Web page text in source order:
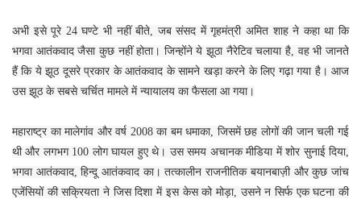
अभी इसे पूरे 24 घण्‍टे भी नहीं बीते, जब संसद में गृहमंत्री अमित शाह ने कहा था कि
भगवा आतंकवाद जैसा कुछ नहीं होता। जिन्‍होंने ये झूठा नैरेटिव चलाया है, वह भी जानते
हैं कि ये झूठ दूसरे प्रकार के आतंकवाद के सामने खड़ा करने के लिए गढ़ा गया है। आज
उस झूठ के सबसे चर्चित मामले में न्‍यायालय का फैसला आ गया।
महाराष्ट्र का मालेगांव और वर्ष 2008 का बम धमाका, जिसमें छह लोगों की जान चली गई
थी और लगभग 100 लोग घायल हुए थे। उस समय अचानक मीडिया में शोर सुनाई दिया,
भगवा आतंकवाद, हिन्‍दू आतंकवाद का। तत्कालीन राजनीतिक बयानबाज़ी और कुछ जांच
एजेंसियों की सक्रियता ने जिस दिशा में इस केस को मोड़ा, उसने न सिर्फ एक घटना की